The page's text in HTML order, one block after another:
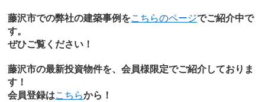
藤沢市での弊社の建築事例をこちらのページでご紹介中で
す。
ぜひご覧ください！
藤沢市の最新投資物件を、会員様限定でご紹介しておりま
す！
会員登録はこちらから！